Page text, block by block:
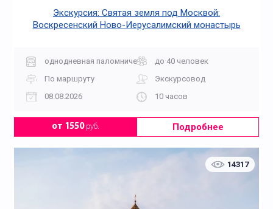
Экскурсия: Святая земля под Москвой:
Воскресенский Ново-Иерусалимский монастырь
однодневная паломническая
до 40 человек
По маршруту
Экскурсовод
08.08.2026
10 часов
от 1550руб. Подробнее
14317